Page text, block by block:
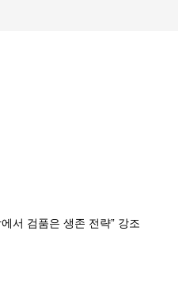
서 검품은 생존 전략” 강조